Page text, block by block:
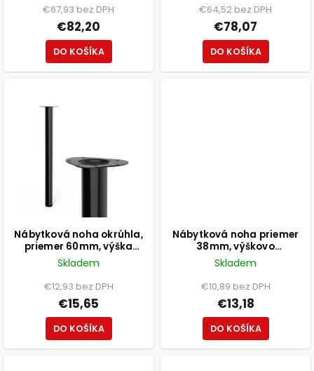
€67,93 bez DPH
€82,20
DO KOŠÍKA
€64,52 bez DPH
€78,07
DO KOŠÍKA
Nábytková noha okrúhla,
priemer 60mm, výška
800mm, čierna
Skladem
€12,93 bez DPH
€15,65
DO KOŠÍKA
Nábytková noha priemer
38mm, výškovo
nastaviteľná 150-165mm,
250kg, brúsený nikel
Skladem
€10,89 bez DPH
€13,18
DO KOŠÍKA